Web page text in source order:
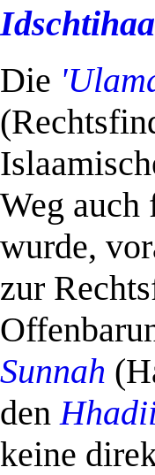
Die
Weg
wurde,
zur
Sunnah
den
keine